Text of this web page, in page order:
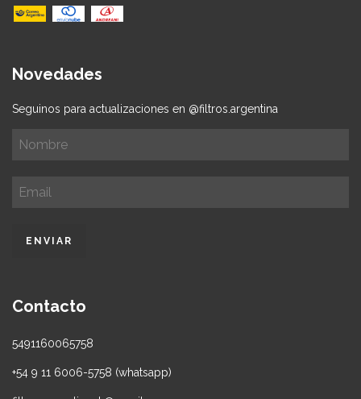
Novedades
Seguinos para actualizaciones en @filtros.argentina
Contacto
5491160065758
+54 9 11 6006-5758 (whatsapp)